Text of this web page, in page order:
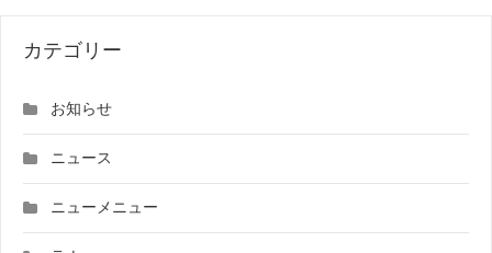
カテゴリー
お知らせ
ニュース
ニューメニュー